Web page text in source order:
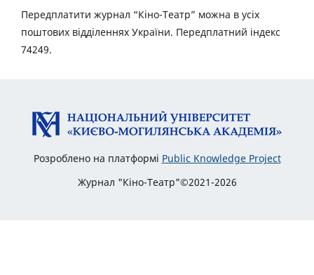
Передплатити журнал “Кіно-Театр” можна в усіх
поштових відділеннях України. Передплатний індекс
74249.
Розроблено на платформі Public Knowledge Project
Журнал "Кіно-Театр"©2021-2026